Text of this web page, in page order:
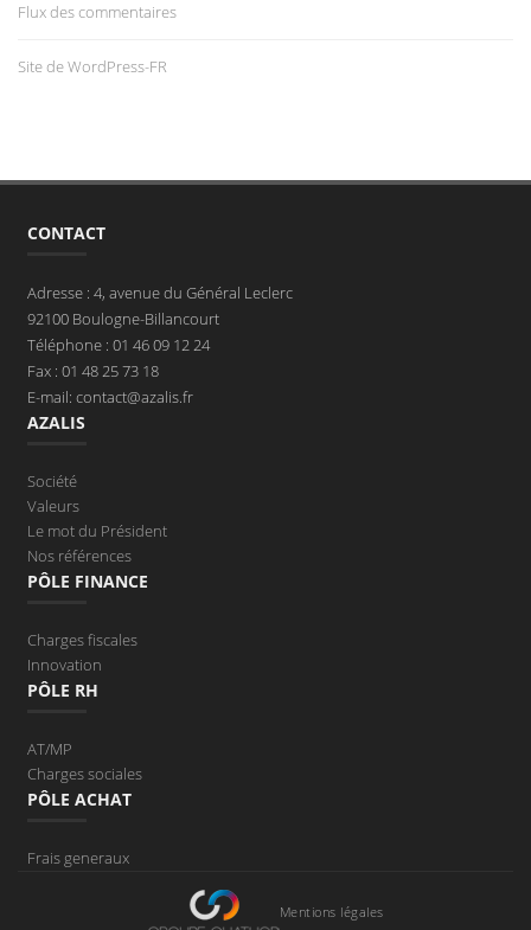
Flux des commentaires
Site de WordPress-FR
CONTACT
Adresse : 4, avenue du Général Leclerc
92100 Boulogne-Billancourt
Téléphone : 01 46 09 12 24
Fax : 01 48 25 73 18
E-mail: contact@azalis.fr
AZALIS
Société
Valeurs
Le mot du Président
Nos références
PÔLE FINANCE
Charges fiscales
Innovation
PÔLE RH
AT/MP
Charges sociales
PÔLE ACHAT
Frais generaux
Mentions légales